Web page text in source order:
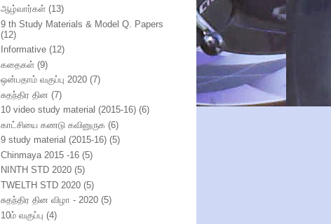
ஆழ்வார்கள் (13)
9 th Study Materials & Model Q. Papers
(12)
Informative (12)
கதைகள் (9)
ஒன்பதாம் வகுப்பு 2020 (7)
சுதந்திர தின (7)
10 video study material (2015-16) (6)
காட்சியை கணடு கவினுருக (6)
9 study material (2015-16) (5)
Chinmaya 2015 -16 (5)
NINTH STD 2020 (5)
TWELTH STD 2020 (5)
சுதந்திர தின விழா - 2020 (5)
10ம் வகுப்பு (4)